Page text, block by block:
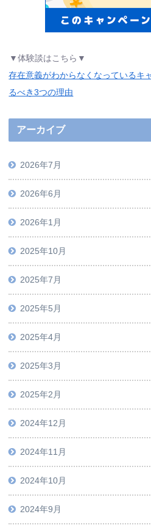
▼体験談はこちら▼
存在意義がわからなくなっているキ
るべき3つの理由
アーカイブ
2026年7月
2026年6月
2026年1月
2025年10月
2025年7月
2025年5月
2025年4月
2025年3月
2025年2月
2024年12月
2024年11月
2024年10月
2024年9月